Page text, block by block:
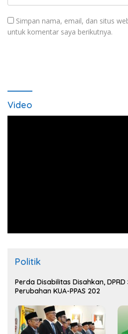
Simpan nama, email, dan situs
untuk komentar saya berikutnya.
Video
Politik
Perda Disabilitas Disahkan,
Perubahan KUA-PPAS 202